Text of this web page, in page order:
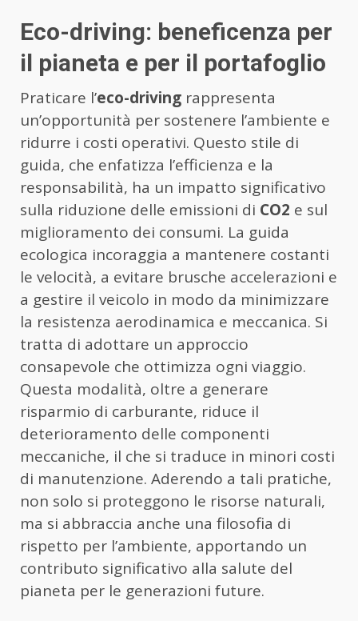
Eco-driving: beneficenza per
il pianeta e per il portafoglio
Praticare l’eco-driving rappresenta
un’opportunità per sostenere l’ambiente e
ridurre i costi operativi. Questo stile di
guida, che enfatizza l’efficienza e la
responsabilità, ha un impatto significativo
sulla riduzione delle emissioni di CO2 e sul
miglioramento dei consumi. La guida
ecologica incoraggia a mantenere costanti
le velocità, a evitare brusche accelerazioni e
a gestire il veicolo in modo da minimizzare
la resistenza aerodinamica e meccanica. Si
tratta di adottare un approccio
consapevole che ottimizza ogni viaggio.
Questa modalità, oltre a generare
risparmio di carburante, riduce il
deterioramento delle componenti
meccaniche, il che si traduce in minori costi
di manutenzione. Aderendo a tali pratiche,
non solo si proteggono le risorse naturali,
ma si abbraccia anche una filosofia di
rispetto per l’ambiente, apportando un
contributo significativo alla salute del
pianeta per le generazioni future.